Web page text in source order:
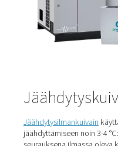
Paineilmankuivaimia